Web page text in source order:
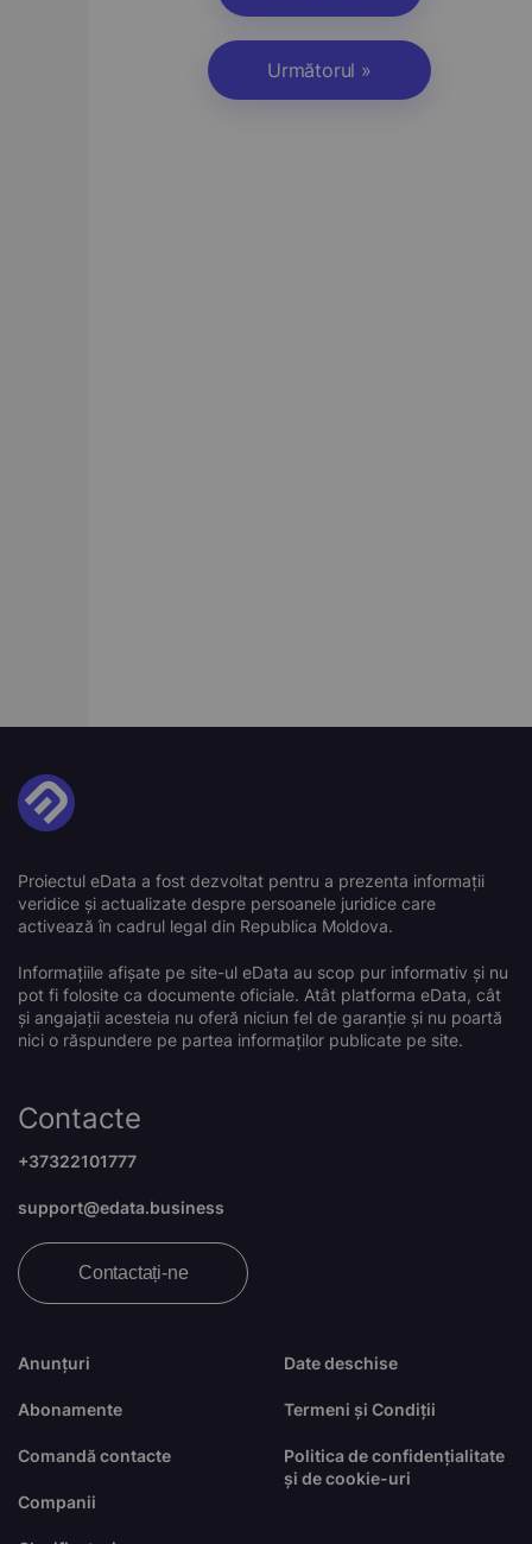
Următorul »
Proiectul eData a fost dezvoltat pentru a prezenta informații
veridice și actualizate despre persoanele juridice care
activează în cadrul legal din Republica Moldova.
Informațiile afișate pe site-ul eData au scop pur informativ și nu
pot fi folosite ca documente oficiale. Atât platforma eData, cât
și angajații acesteia nu oferă niciun fel de garanție și nu poartă
nici o răspundere pe partea informaților publicate pe site.
Anunțuri
Abonamente
Comandă contacte
Companii
Date deschise
Termeni și Condiții
Politica de confidențialitate
și de cookie-uri
Contacte
+37322101777
support@edata.business
Contactați-ne